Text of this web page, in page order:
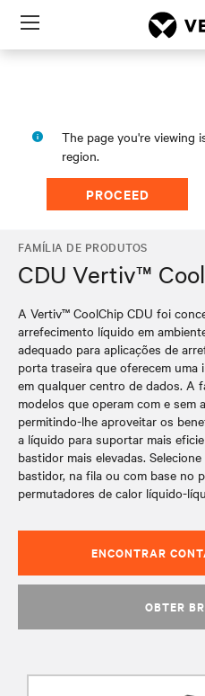
Menu
The page you're viewing
region.
PROCEED
FAMÍLIA DE PRODUTOS
CDU Vertiv™
A Vertiv™ CoolChip CDU foi
arrefecimento líquido em
adequado para aplicações de
porta traseira que oferecem uma
em qualquer centro de dados. A
modelos que operam com e sem
permitindo-lhe aproveitar os
a líquido para suportar mais
bastidor mais elevadas.
bastidor, na fila ou com base no
permutadores de calor líquido-
ENCONTRAR
OBTER